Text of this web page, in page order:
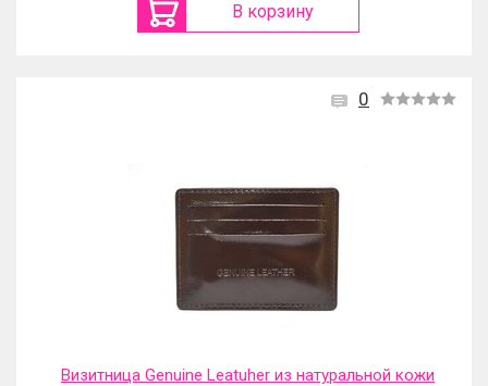
В корзину
0
Визитница Genuine Leatuher из натуральной кожи